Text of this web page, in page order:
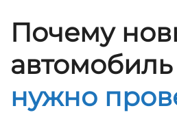
Почему
нужно